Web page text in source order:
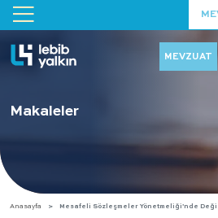
MEVZUAT
Makaleler
Anasayfa Mesafeli Sözleşmeler Yönetmeliği’nde